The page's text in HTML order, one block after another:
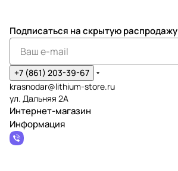
Подписаться на скрытую распродажу
+7 (861) 203-39-67
krasnodar@lithium-store.ru
ул. Дальняя 2А
Интернет-магазин
Информация